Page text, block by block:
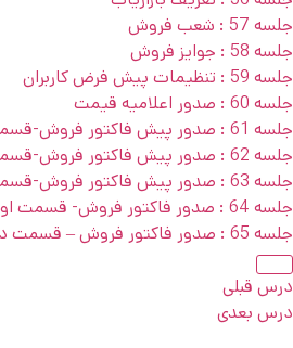
جلسه 57 : شعب فروش
جلسه 58 : جوایز فروش
جلسه 59 : تنظیمات پیش فرض کاربران
جلسه 60 : صدور اعلامیه قیمت
جلسه 61 : صدور پیش فاکتور فروش-قسمت اول
جلسه 62 : صدور پیش فاکتور فروش-قسمت دوم
جلسه 63 : صدور پیش فاکتور فروش-قسمت سوم
جلسه 64 : صدور فاکتور فروش- قسمت اول
جلسه 65 : صدور فاکتور فروش – قسمت دوم
درس قبلی
درس بعدی